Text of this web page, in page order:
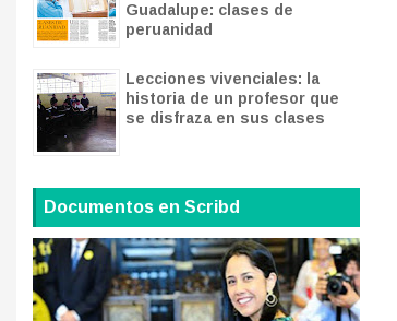
Guadalupe: clases de
peruanidad
Lecciones vivenciales: la
historia de un profesor que
se disfraza en sus clases
Documentos en Scribd